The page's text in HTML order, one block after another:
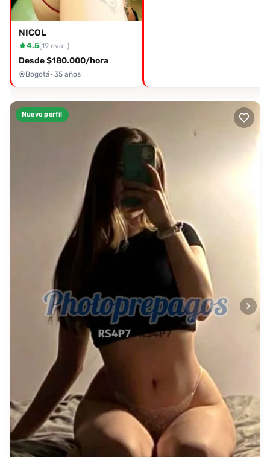
NICOL
4.5(19 eval.)
Desde $180.000/hora
Bogotá· 35 años
Nuevo perfil